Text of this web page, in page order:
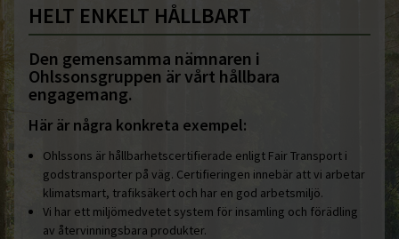
HELT ENKELT HÅLLBART
Den gemensamma nämnaren i
Ohlssonsgruppen är vårt hållbara
engagemang.
Här är några konkreta exempel:
Ohlssons är hållbarhetscertifierade enligt Fair Transport i
godstransporter på väg. Certifieringen innebär att vi arbetar
klimatsmart, trafiksäkert och har en god arbetsmiljö.
Vi har ett miljömedvetet system för insamling och förädling
av återvinningsbara produkter.